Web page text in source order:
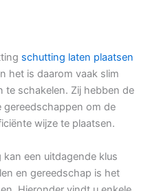
schutting laten plaatsen
het is daarom vaak slim
te schakelen. Zij hebben de
om de
wijze te plaatsen.
een uitdagende klus
en gereedschap is het